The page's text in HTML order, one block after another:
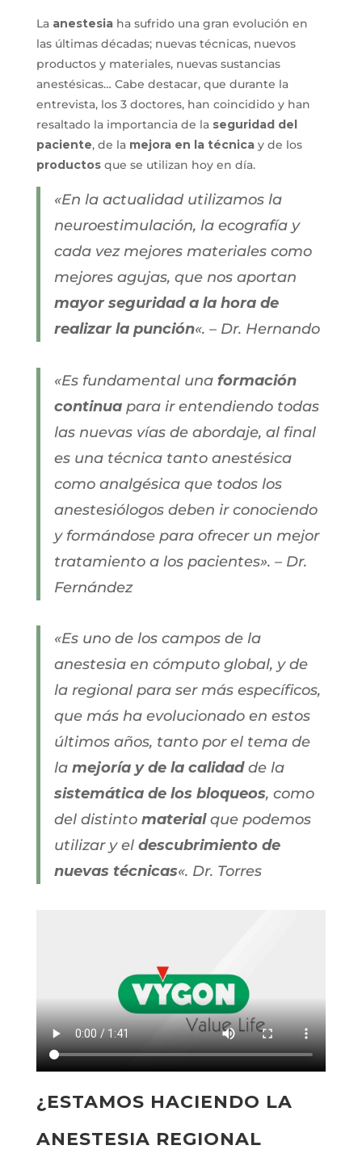
Laanestesia ha sufrido una gran evolución en
las últimas décadas; nuevas técnicas, nuevos
productos y materiales, nuevas sustancias
anestésicas… Cabe destacar, que durante la
entrevista, los 3 doctores, han coincidido y han
resaltado la importancia de la seguridad del
paciente, de la mejora en la técnicay de los
productos que se utilizan hoy en día.
«En la actualidad utilizamos la
neuroestimulación, la ecografía y
cada vez mejores materiales como
mejores agujas, que nos aportan
mayor seguridad a la hora de
realizar la punción«. – Dr. Hernando
«Es fundamental unaformación
continua para ir entendiendo todas
las nuevas vías de abordaje, al final
es una técnica tanto anestésica
como analgésica que todos los
anestesiólogos deben ir conociendo
y formándose para ofrecer un mejor
tratamiento a los pacientes». – Dr.
Fernández
«Es uno de los campos de la
anestesia en cómputo global, y de
la regional para ser más específicos,
que más ha evolucionado en estos
últimos años, tanto por el tema de
lamejoría y de la calidadde la
sistemática de los bloqueos, como
del distintomaterialque podemos
utilizar y eldescubrimiento de
nuevas técnicas«. Dr. Torres
¿ESTAMOS HACIENDO LA
ANESTESIA REGIONAL